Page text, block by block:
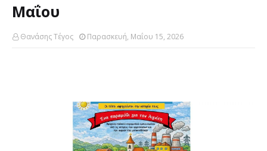
Μαΐου
Θανάσης Τέγος Παρασκευή, Μαΐου 15, 2026